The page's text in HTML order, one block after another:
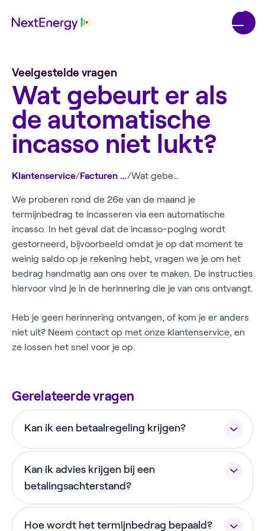
Veelgestelde vragen
Wat gebeurt er als
de automatische
incasso niet lukt?
Klantenservice/ Facturen en betalen/ Wat gebeurt er als de automatische incasso niet lukt?
We proberen rond de 26e van de maand je
termijnbedrag te incasseren via een automatische
incasso. In het geval dat de incasso-poging wordt
gestorneerd, bijvoorbeeld omdat je op dat moment te
weinig saldo op je rekening hebt, vragen we je om het
bedrag handmatig aan ons over te maken. De instructies
hiervoor vind je in de herinnering die je van ons ontvangt.
Heb je geen herinnering ontvangen, of kom je er anders
niet uit? Neem contact op met onze klantenservice, en
ze lossen het snel voor je op.
Gerelateerde vragen
Kan ik een betaalregeling krijgen?
Ja, het kan natuurlijk gebeuren dat je een keer
moeite hebt met het betalen van je nota,
bijvoorbeeld omdat er onverwachts iets verandert
Kan ik advies krijgen bij een
betalingsachterstand?
Ja, we begrijpen dat je soms wat wind in de rug
kan gebruiken. ViaGeldfitkrijg je gratis en
Hoe wordt het termijnbedrag bepaald?